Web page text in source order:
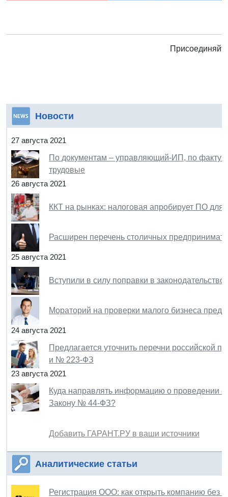
Новости
27 августа 2021
По документам – управляющий-ИП, по факту
трудовые
26 августа 2021
ККТ на рынках: налоговая апробирует ПО для
Расширен перечень столичных
25 августа 2021
Вступили в силу поправки в
Мораторий на проверки малого бизнеса
24 августа 2021
Предлагается уточнить перечни российской
и № 223-ФЗ
23 августа 2021
Куда направлять информацию о проведении
Закону № 44-ФЗ?
Добавить ГАРАНТ.РУ в ваши источники
Аналитические статьи
Регистрация ООО: как открыть компанию без